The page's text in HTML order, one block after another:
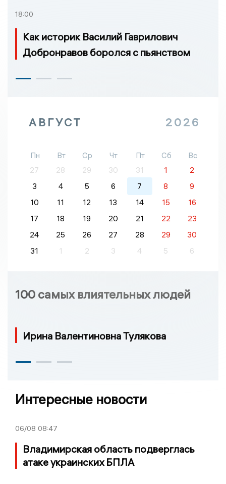
18:00
Как историк Василий Гаврилович
Добронравов боролся с пьянством
АВГУСТ 2026
Пн Вт Ср Чт Пт Сб
Вс
27
28 29 30 31 1
2
3
4 5 6 7 8
9
10
11 12 13 14 15
16
17
18 19 20 21 22
23
24
25 26 27 28 29
30
31
1 2 3 4 5 6
100 самых влиятельных людей
Ирина Валентиновна Тулякова
Интересные новости
06/08 08:47
Владимирская область подверглась
атаке украинских БПЛА